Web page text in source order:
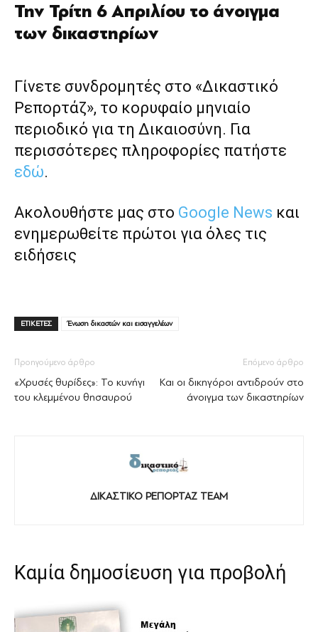
Την Τρίτη 6 Απριλίου το άνοιγμα
των δικαστηρίων
Γίνετε συνδρομητές στο «Δικαστικό
Ρεπορτάζ», το κορυφαίο μηνιαίο
περιοδικό για τη Δικαιοσύνη. Για
περισσότερες πληροφορίες πατήστε
εδώ.
Ακολουθήστε μας στο Google News και
ενημερωθείτε πρώτοι για όλες τις
ειδήσεις
ΕΤΙΚΕΤΕΣ Ένωση δικαστών και εισαγγελέων
Προηγούμενο άρθρο
«Χρυσές θυρίδες»: Το κυνήγι
του κλεμμένου θησαυρού
Επόμενο άρθρο
Και οι δικηγόροι αντιδρούν στο
άνοιγμα των δικαστηρίων
ΔΙΚΑΣΤΙΚΟ ΡΕΠΟΡΤΑΖ TEAM
Καμία δημοσίευση για προβολή